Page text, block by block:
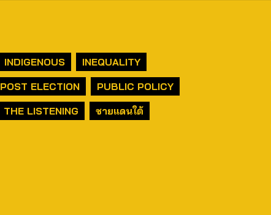
INDIGENOUS
INEQUALITY
POST ELECTION
PUBLIC POLICY
THE LISTENING
ชายแดนใต้